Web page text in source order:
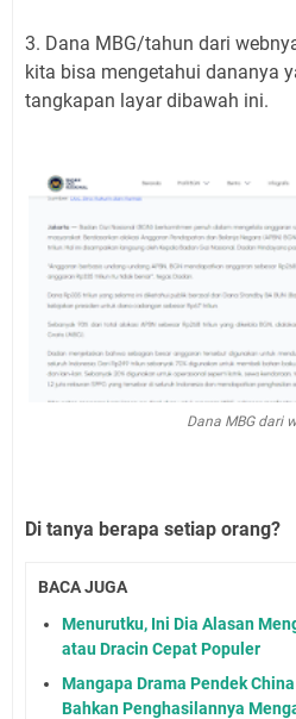
3. Dana MBG/tahun dari
kita bisa mengetahui dananya
tangkapan layar dibawah ini.
Dana MBG dari
Di tanya berapa setiap orang?
BACA JUGA
Menurutku, Ini Dia Alasan
atau Dracin Cepat Populer
Mangapa Drama Pendek
Bahkan Penghasilannya